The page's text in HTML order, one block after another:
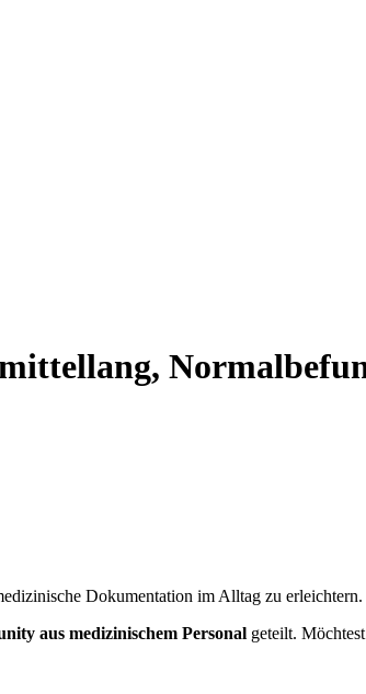
Dokumentation im Alltag zu
aus medizinischem Personal geteilt.